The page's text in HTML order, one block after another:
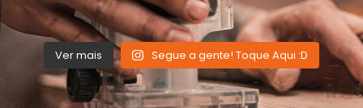
Ver mais Segue a gente! Toque Aqui :D